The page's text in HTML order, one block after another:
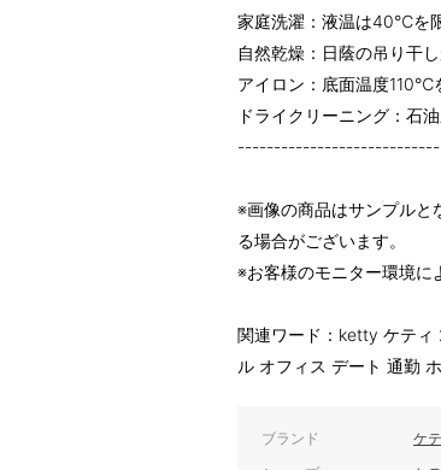
家庭洗濯：液温は40℃を
自然乾燥：日蔭の吊り干し
アイロン：底面温度110℃
ドライクリーニング：石
※画像の商品はサンプルと
る場合がございます。
※お客様のモニター環境に
関連ワード：ketty ケテ
ル オフィス デート 通勤
ブランド ケ